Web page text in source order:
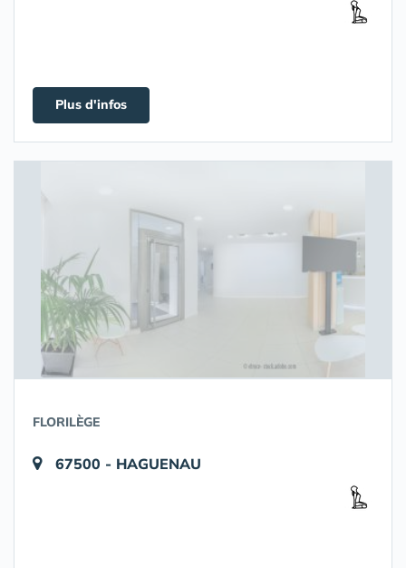
Plus d'infos
FLORILÈGE
67500 - HAGUENAU